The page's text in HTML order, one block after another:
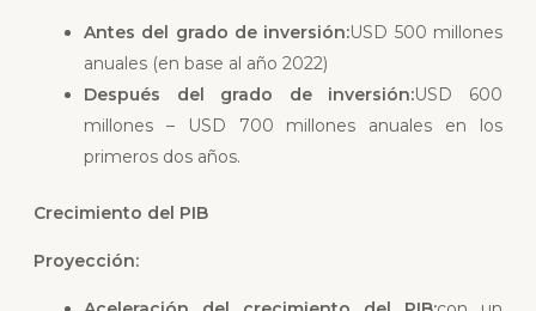
Antes del grado de inversión:USD 500 millones
anuales (en base al año 2022)
Después del grado de inversión:USD 600
millones – USD 700 millones anuales en los
primeros dos años.
Crecimiento del PIB
Proyección: